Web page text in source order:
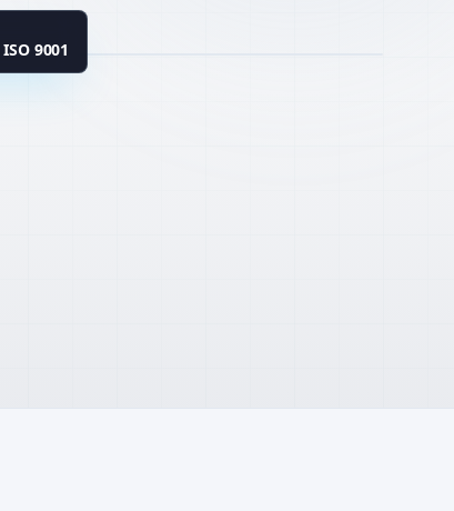
9001